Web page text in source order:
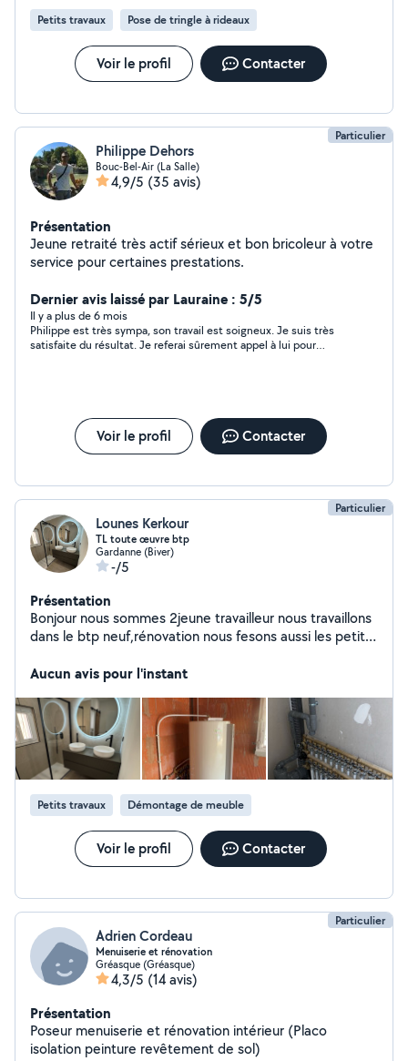
Petits travaux Pose de tringle à rideaux
Voir le profil Contacter
Particulier
Philippe Dehors
Bouc-Bel-Air (La Salle)
4,9/5 (35 avis)
Présentation
Jeune retraité très actif sérieux et bon bricoleur à votre
service pour certaines prestations.
Dernier avis laissé par Lauraine : 5/5
Il y a plus de 6 mois
Philippe est très sympa, son travail est soigneux. Je suis très
satisfaite du résultat. Je referai sûrement appel à lui pour
Voir le profil Contacter
Particulier
Lounes Kerkour
TL toute œuvre btp
Gardanne (Biver)
-/5
Présentation
Bonjour nous sommes 2jeune travailleur nous travaillons
dans le btp neuf,rénovation nous fesons aussi les petite
Aucun avis pour l'instant
Petits travaux Démontage de meuble
Voir le profil Contacter
Particulier
Adrien Cordeau
Menuiserie et rénovation
Gréasque (Gréasque)
4,3/5 (14 avis)
Présentation
Poseur menuiserie et rénovation intérieur (Placo
isolation peinture revêtement de sol)